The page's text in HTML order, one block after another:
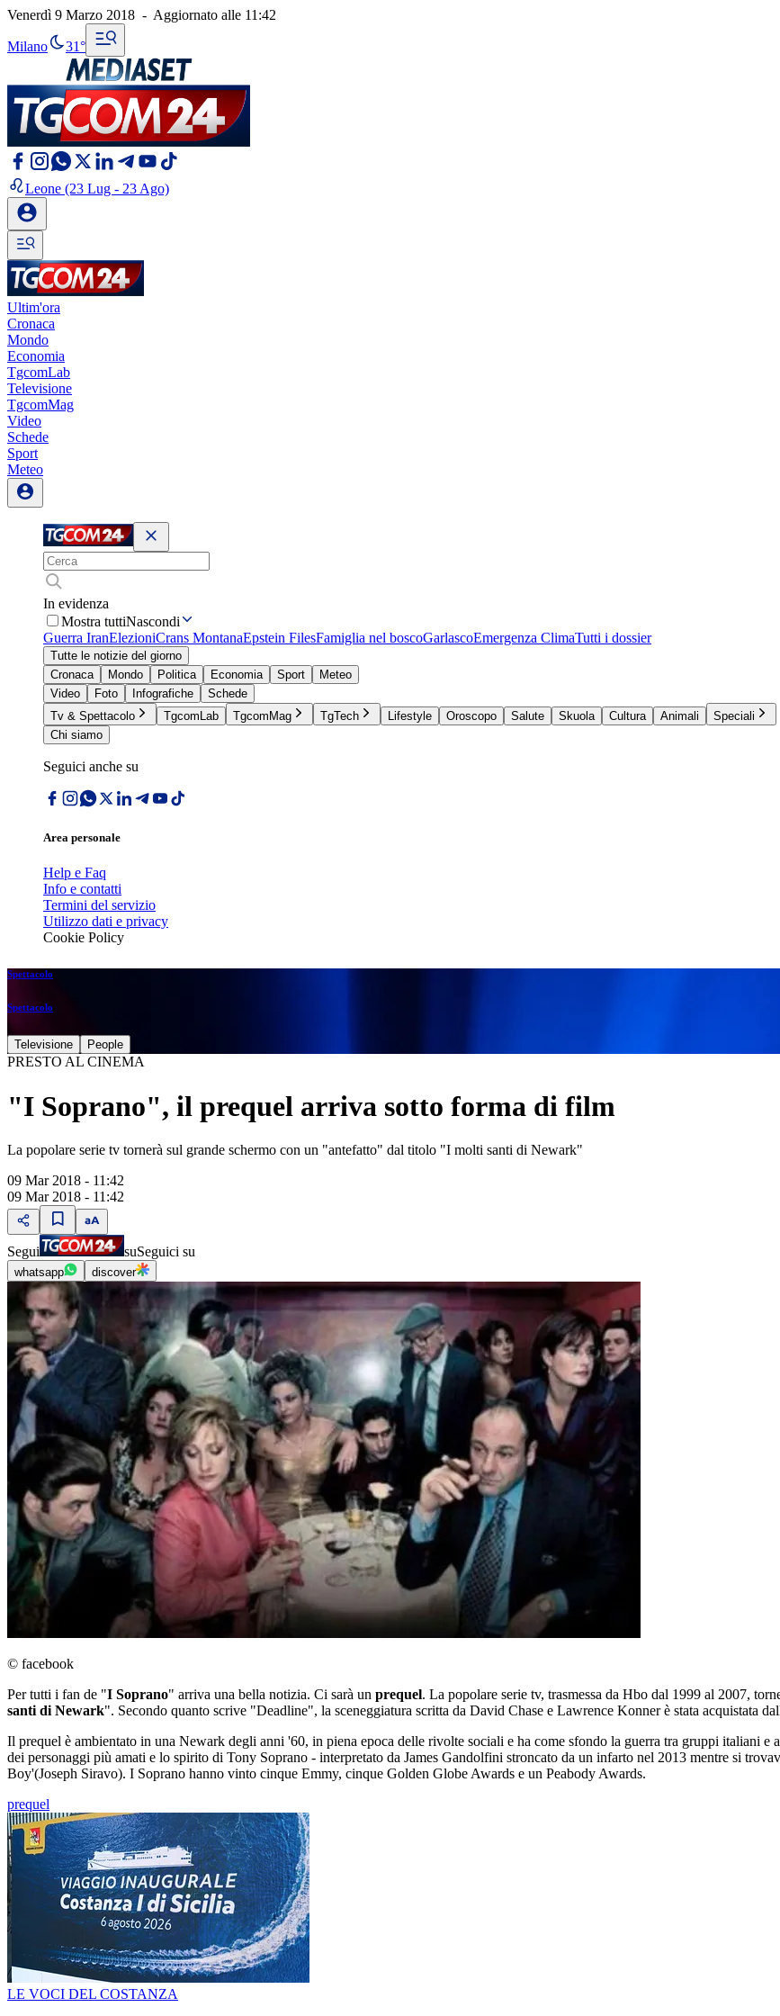
Venerdì 9 Marzo 2018 - Aggiornato alle 11:42
Milano 31°
Leone (23 Lug - 23 Ago)
Ultim'ora
Cronaca
Mondo
Economia
TgcomLab
Televisione
TgcomMag
Video
Schede
Sport
Meteo
In evidenza
Mostra tuttiNascondi
Guerra IranElezioniCrans MontanaEpstein FilesFamiglia nel boscoGarlascoEmergenza ClimaTutti i dossier
Tutte le notizie del giorno
Cronaca
Mondo Politica Economia Sport
Meteo
Video
Foto Infografiche
Schede
Tv & Spettacolo
TgcomLab TgcomMag TgTech Lifestyle Oroscopo Salute Skuola Cultura Animali
Speciali
Chi siamo
Seguici anche su
Area personale
Help e Faq
Info e contatti
Termini del servizio
Utilizzo dati e privacy
Cookie Policy
Spettacolo
Spettacolo
Televisione People
PRESTO AL CINEMA
"I Soprano", il prequel arriva sotto forma di film
La popolare serie tv tornerà sul grande schermo con un "antefatto" dal titolo "I molti santi di Newark"
09 Mar 2018 - 11:42
09 Mar 2018 - 11:42
Segui suSeguici su
whatsapp discover
© facebook
Per tutti i fan de "I Soprano" arriva una bella notizia. Ci sarà un prequel. La popolare serie tv, trasmessa da Hbo dal 1999 al 2007,
santi di Newark". Secondo quanto scrive "Deadline", la sceneggiatura scritta da David Chase e Lawrence Konner è stata acquistata
Il prequel è ambientato in una Newark degli anni '60, in piena epoca delle rivolte sociali e ha come sfondo la guerra tra gruppi italiani
dei personaggi più amati e lo spirito di Tony Soprano - interpretato da James Gandolfini stroncato da un infarto nel 2013 mentre si
Boy'(Joseph Siravo). I Soprano hanno vinto cinque Emmy, cinque Golden Globe Awards e un Peabody Awards.
prequel
LE VOCI DEL COSTANZA